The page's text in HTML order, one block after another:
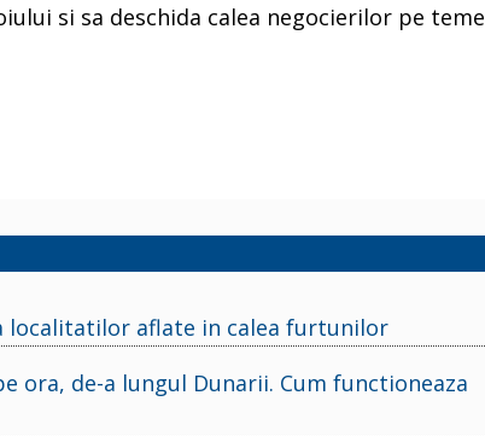
si sa deschida calea negocierilor pe teme
localitatilor aflate in calea furtunilor
ora, de-a lungul Dunarii. Cum functioneaza